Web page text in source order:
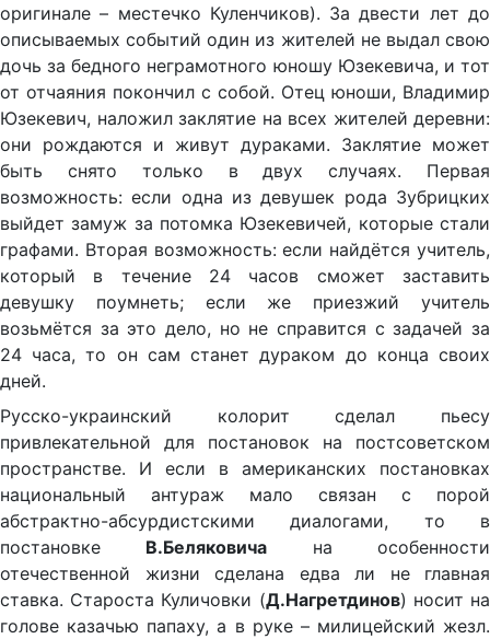
оригинале – местечко Куленчиков). За двести лет до
описываемых событий один из жителей не выдал свою
дочь за бедного неграмотного юношу Юзекевича, и тот
от отчаяния покончил с собой. Отец юноши, Владимир
Юзекевич, наложил заклятие на всех жителей деревни:
они рождаются и живут дураками. Заклятие может
быть снято только в двух случаях. Первая
возможность: если одна из девушек рода Зубрицких
выйдет замуж за потомка Юзекевичей, которые стали
графами. Вторая возможность: если найдётся учитель,
который в течение 24 часов сможет заставить
девушку поумнеть; если же приезжий учитель
возьмётся за это дело, но не справится с задачей за
24 часа, то он сам станет дураком до конца своих
дней.
Русско-украинский колорит сделал пьесу
привлекательной для постановок на постсоветском
пространстве. И если в американских постановках
национальный антураж мало связан с порой
абстрактно-абсурдистскими диалогами, то в
постановке В.Беляковича на особенности
отечественной жизни сделана едва ли не главная
ставка. Староста Куличовки (Д.Нагретдинов) носит на
голове казачью папаху, а в руке – милицейский жезл.